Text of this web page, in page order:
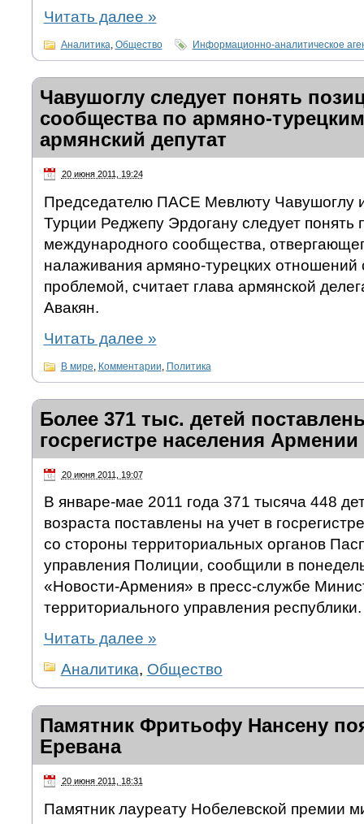
Читать далее »
Аналитика, Общество Информационно-аналитическое
Чавушоглу следует понять
сообщества по армяно-
армянский депутат
20 июня 2011, 19:24
Председателю ПАСЕ Мевлюту Чавушоглу
Турции Реджепу Эрдогану следует понять
международного сообщества,
налаживания армяно-турецких отношений
проблемой, считает глава армянской
Авакян.
Читать далее »
В мире Комментарии Политика
Более 371 тыс. детей
госрегистре населения
20 июня 2011, 19:07
В январе-мае 2011 года 371 тысяча 448
возраста поставлены на учет в
со стороны территориальных органов
управления Полиции, сообщили в
«Новости-Армения» в пресс-службе
территориального управления республики.
Читать далее »
Аналитика, Общество
Памятник Фритьофу Нансену
Еревана
20 июня 2011, 18:31
Памятник лауреату Нобелевской премии